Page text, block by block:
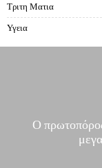
Τριτη Ματια
Υγεια
Ο